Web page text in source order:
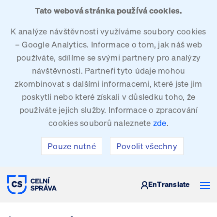
Tato webová stránka používá cookies.
K analýze návštěvnosti využíváme soubory cookies
– Google Analytics. Informace o tom, jak náš web
používáte, sdílíme se svými partnery pro analýzy
návštěvnosti. Partneři tyto údaje mohou
zkombinovat s dalšími informacemi, které jste jim
poskytli nebo které získali v důsledku toho, že
používáte jejich služby. Informace o zpracování
cookies souborů naleznete zde.
Pouze nutné Povolit všechny
CELNÍ SPRÁVA ČESKÉ REPUBLIKY
EnTranslate